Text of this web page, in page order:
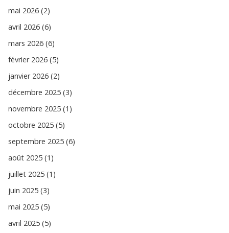
mai 2026 (2)
avril 2026 (6)
mars 2026 (6)
février 2026 (5)
janvier 2026 (2)
décembre 2025 (3)
novembre 2025 (1)
octobre 2025 (5)
septembre 2025 (6)
août 2025 (1)
juillet 2025 (1)
juin 2025 (3)
mai 2025 (5)
avril 2025 (5)